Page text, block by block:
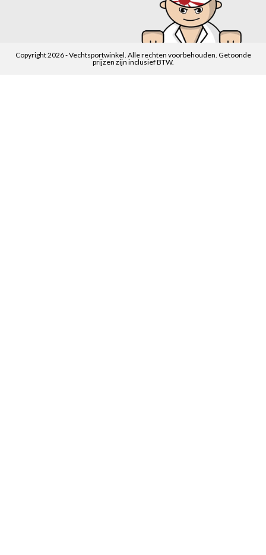
Copyright 2026 - Vechtsportwinkel. Alle rechten voorbehouden. Getoonde
prijzen zijn inclusief BTW.